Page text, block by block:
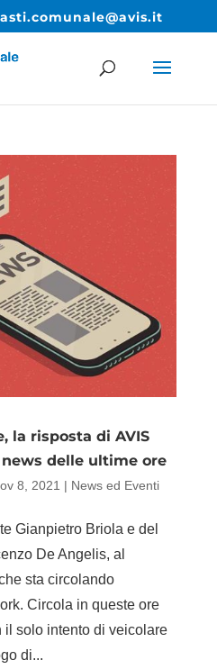
asti.comunale@avis.it
la risposta di AVIS
delle ultime ore
8, 2021 | News ed Eventi
Gianpietro Briola e del
De Angelis, al
sta circolando
Circola in queste ore
il solo intento di veicolare
di...